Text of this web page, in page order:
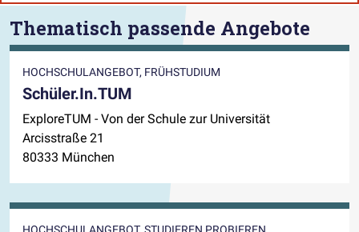
Thematisch passende Angebote
HOCHSCHULANGEBOT, FRÜHSTUDIUM
Schüler.In.TUM
ExploreTUM - Von der Schule zur Universität
Arcisstraße 21
80333 München
HOCHSCHULANGEBOT, STUDIEREN PROBIEREN